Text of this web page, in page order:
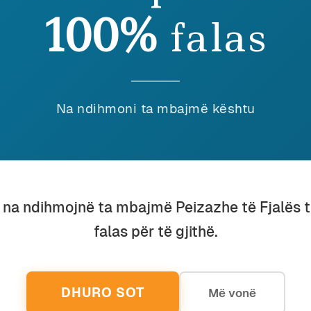
E SHKUARA ËSHTË VENDI YNË (XI) E
Vehbiu December 2024
E SHKUARA ËSHTË VENDI YNË (VIII)
Ardian
E
100% falas
Na ndihmoni ta mbajmë kështu
na ndihmojnë ta mbajmë Peizazhe të Fjalës
falas për të gjithë.
DHURO SOT Më vonë